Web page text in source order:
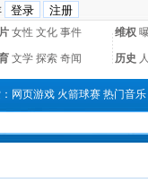
女性 文化 事件 维权
文学 探索 奇闻 历史
网页游戏 火箭球赛 热门音乐